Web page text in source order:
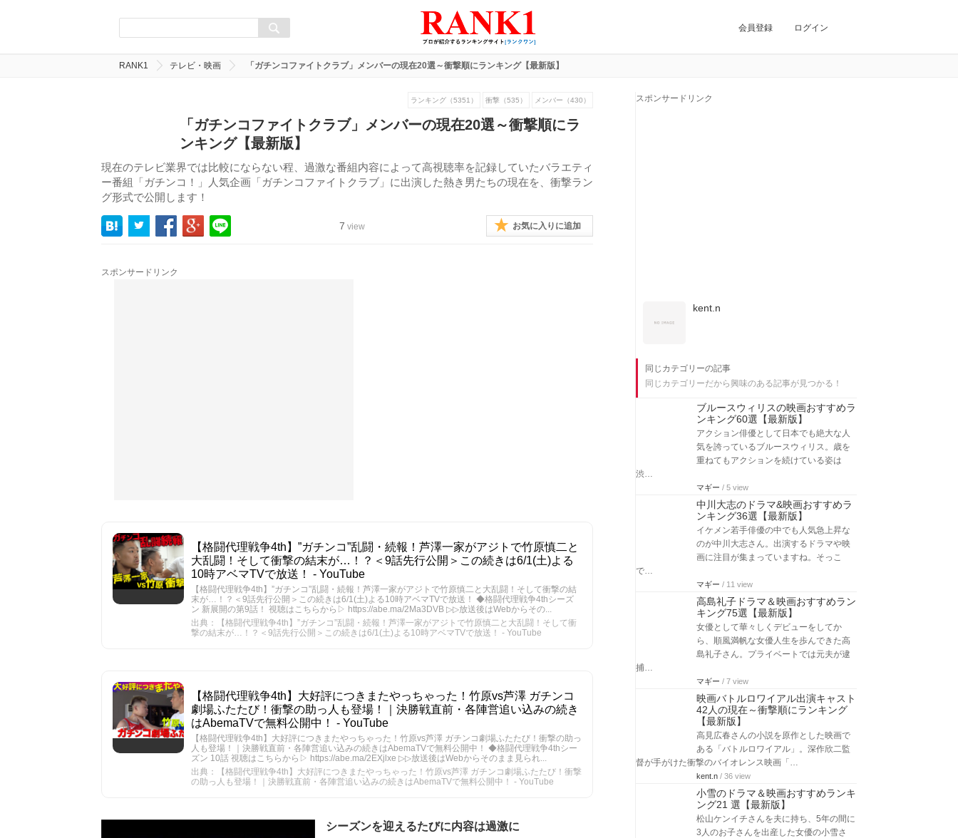
会員登録 ログイン
RANK1 テレビ・映画 「ガチンコファイトクラブ」メンバーの現在20選～衝撃順にランキング【最新版】
ランキング（5351） 衝撃（535） メンバー（430）
「ガチンコファイトクラブ」メンバーの現在20選～衝撃順にラ
ンキング【最新版】
現在のテレビ業界では比較にならない程、過激な番組内容によって高視聴率を記録していたバラエティ
ー番組「ガチンコ！」人気企画「ガチンコファイトクラブ」に出演した熱き男たちの現在を、衝撃ラン
グ形式で公開します！
7 view お気に入りに追加
スポンサードリンク
【格闘代理戦争4th】”ガチンコ”乱闘・続報！芦澤一家がアジトで竹原慎二と
大乱闘！そして衝撃の結末が…！？＜9話先行公開＞この続きは6/1(土)よる
10時アベマTVで放送！ - YouTube
【格闘代理戦争4th】”ガチンコ”乱闘・続報！芦澤一家がアジトで竹原慎二と大乱闘！そして衝撃の結
末が…！？＜9話先行公開＞この続きは6/1(土)よる10時アベマTVで放送！ ◆格闘代理戦争4thシーズ
ン 新展開の第9話！ 視聴はこちらから▷ https://abe.ma/2Ma3DVB ▷▷放送後はWebからその...
出典：【格闘代理戦争4th】”ガチンコ”乱闘・続報！芦澤一家がアジトで竹原慎二と大乱闘！そして衝
撃の結末が…！？＜9話先行公開＞この続きは6/1(土)よる10時アベマTVで放送！ - YouTube
【格闘代理戦争4th】大好評につきまたやっちゃった！竹原vs芦澤 ガチンコ
劇場ふたたび！衝撃の助っ人も登場！｜決勝戦直前・各陣営追い込みの続き
はAbemaTVで無料公開中！ - YouTube
【格闘代理戦争4th】大好評につきまたやっちゃった！竹原vs芦澤 ガチンコ劇場ふたたび！衝撃の助っ
人も登場！｜決勝戦直前・各陣営追い込みの続きはAbemaTVで無料公開中！ ◆格闘代理戦争4thシー
ズン 10話 視聴はこちらから▷ https://abe.ma/2EXjlxe ▷▷放送後はWebからそのまま見られ...
出典：【格闘代理戦争4th】大好評につきまたやっちゃった！竹原vs芦澤 ガチンコ劇場ふたたび！衝撃
の助っ人も登場！｜決勝戦直前・各陣営追い込みの続きはAbemaTVで無料公開中！ - YouTube
シーズンを迎えるたびに内容は過激に
スポンサードリンク
kent.n
同じカテゴリーの記事
同じカテゴリーだから興味のある記事が見つかる！
ブルースウィリスの映画おすすめラ
ンキング60選【最新版】
アクション俳優として日本でも絶大な人
気を誇っているブルースウィリス。歳を
重ねてもアクションを続けている姿は
渋…
マギー / 5 view
中川大志のドラマ&映画おすすめラ
ンキング36選【最新版】
イケメン若手俳優の中でも人気急上昇な
のが中川大志さん。出演するドラマや映
画に注目が集まっていますね。そっこ
で…
マギー / 11 view
高島礼子ドラマ＆映画おすすめラン
キング75選【最新版】
女優として華々しくデビューをしてか
ら、順風満帆な女優人生を歩んできた高
島礼子さん。プライベートでは元夫が逮
捕…
マギー / 7 view
映画バトルロワイアル出演キャスト
42人の現在～衝撃順にランキング
【最新版】
高見広春さんの小説を原作とした映画で
ある「バトルロワイアル」。深作欣二監
督が手がけた衝撃のバイオレンス映画「…
kent.n / 36 view
小雪のドラマ＆映画おすすめランキ
ング21 選【最新版】
松山ケンイチさんを夫に持ち、5年の間に
3人のお子さんを出産した女優の小雪さ